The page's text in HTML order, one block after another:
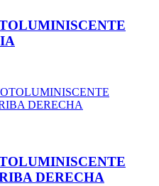
DERECHA